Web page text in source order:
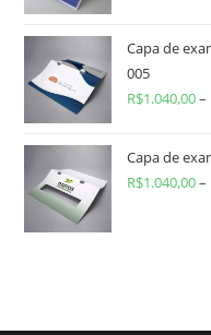
Capa de
005
R$1.040,00–
Capa de
R$1.040,00–